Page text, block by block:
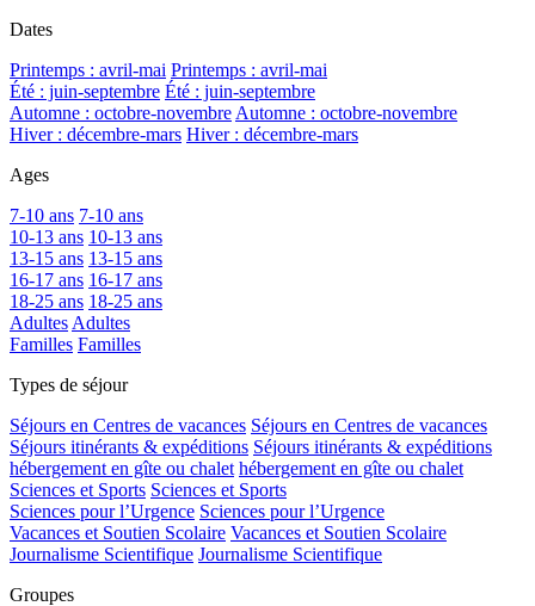
Dates
Printemps : avril-mai Printemps : avril-mai
Été : juin-septembre Été : juin-septembre
Automne : octobre-novembre Automne : octobre-novembre
Hiver : décembre-mars Hiver : décembre-mars
Ages
7-10 ans 7-10 ans
10-13 ans 10-13 ans
13-15 ans 13-15 ans
16-17 ans 16-17 ans
18-25 ans 18-25 ans
Adultes Adultes
Familles Familles
Types de séjour
Séjours en Centres de vacances Séjours en Centres de vacances
Séjours itinérants & expéditions Séjours itinérants & expéditions
hébergement en gîte ou chalet hébergement en gîte ou chalet
Sciences et Sports Sciences et Sports
Sciences pour l’Urgence Sciences pour l’Urgence
Vacances et Soutien Scolaire Vacances et Soutien Scolaire
Journalisme Scientifique Journalisme Scientifique
Groupes